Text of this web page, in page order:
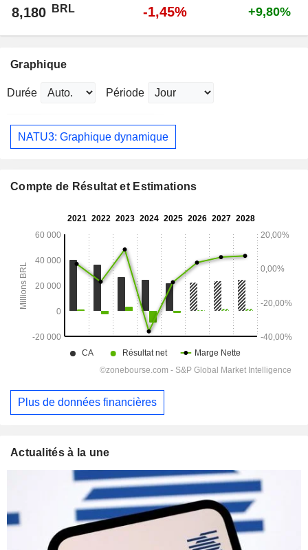
8,180 BRL -1,45% +9,80%
Graphique
Durée Période
NATU3: Graphique dynamique
Compte de Résultat et Estimations
Plus de données financières
Actualités à la une